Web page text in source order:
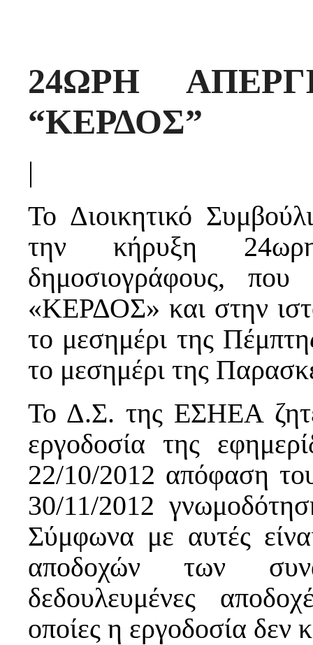
24ΩΡΗ
“ΚΕΡΔΟΣ”
|
Το Διοικητικό
την κήρυξη
δημοσιογράφους, που
«ΚΕΡΔΟΣ» και στην
το μεσημέρι της
το μεσημέρι της
Το Δ.Σ. της ΕΣΗΕΑ
εργοδοσία της
22/10/2012 απόφαση
30/11/2012
Σύμφωνα με αυτές
αποδοχών των
δεδουλευμένες
οποίες η εργοδοσία δεν